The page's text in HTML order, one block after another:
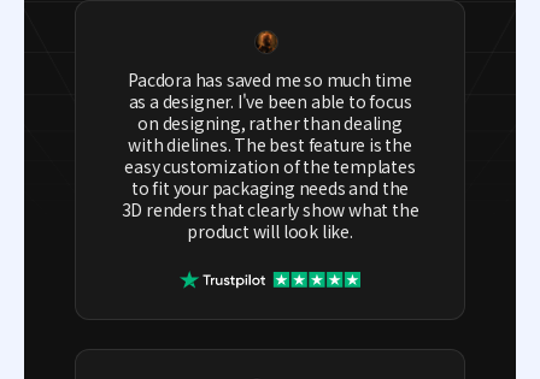
Pacdora has saved me so much time
as a designer. I've been able to focus
on designing, rather than dealing
with dielines. The best feature is the
easy customization of the templates
to fit your packaging needs and the
3D renders that clearly show what the
product will look like.